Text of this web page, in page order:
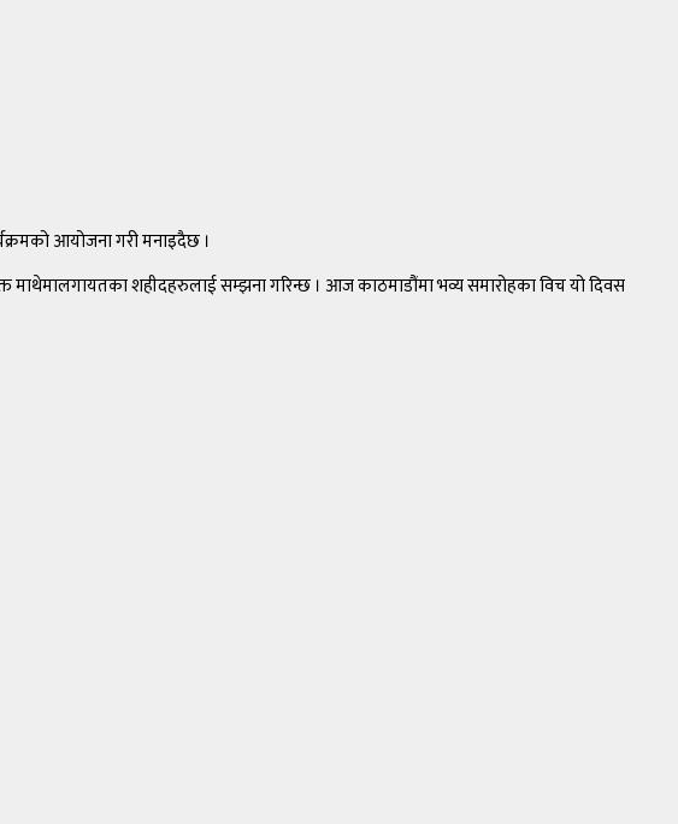
आयोजना गरी मनाइदैछ ।
माथेमालगायतका शहीदहरुलाई सम्झना गरिन्छ । आज काठमाडौंमा भव्य समारोहका विच यो दिवस